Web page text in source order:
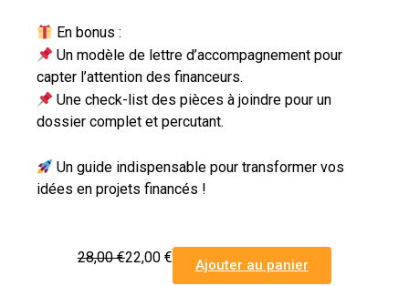
En bonus :
Un modèle de lettre d’accompagnement pour
capter l’attention des financeurs.
Une check-list des pièces à joindre pour un
dossier complet et percutant.
Un guide indispensable pour transformer vos
idées en projets financés !
28,00 €22,00 € Ajouter au panier